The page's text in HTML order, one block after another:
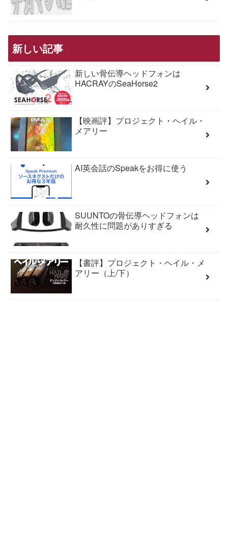
新しい記事
新しい骨伝導ヘッドフォンは
HACRAYのSeaHorse2
【映画評】プロジェクト・ヘイル・
メアリー
AI英会話のSpeakをお得に使う
SUUNTOの骨伝導ヘッドフォンは
耐久性に問題がありすぎる
【書評】プロジェクト・ヘイル・メ
アリー（上/下）